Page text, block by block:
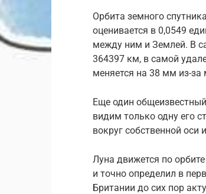
Орбита земного
оценивается в 0,0549
между ним и Землей. В
364397 км, в самой
меняется на 38 мм из-за
Еще один
видим только одну его
вокруг собственной оси
Луна движется по
и точно определил в
Британии до сих пор